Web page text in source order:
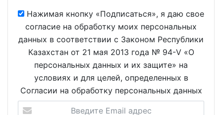
Нажимая кнопку «Подписаться», я даю свое
согласие на обработку моих персональных
данных в соответствии с Законом Республики
Казахстан от 21 мая 2013 года № 94-V «О
персональных данных и их защите» на
условиях и для целей, определенных в
Согласии на обработку персональных данных